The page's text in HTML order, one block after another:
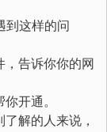
到这样的问
告诉你你的网
开通。
解的人来说，